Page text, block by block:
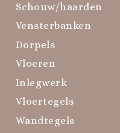
Schouw/haarden
Vensterbanken
Dorpels
Vloeren
Inlegwerk
Vloertegels
Wandtegels